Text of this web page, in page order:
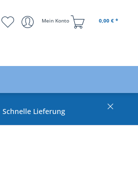
Mein Konto 0,00 € *
Schnelle Lieferung